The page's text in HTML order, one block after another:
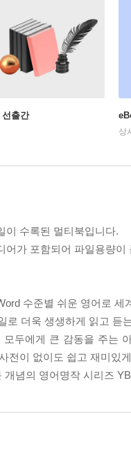
출간
상
수록된 멀티북입니다.
가 포함되어 파일용량
수준별 쉬운 영어로 세
로 더욱 생생하게 읽고 듣
두에게 큰 감동을 주는
전이 없이도 쉽고 재미있
개념의 영어명작 시리즈